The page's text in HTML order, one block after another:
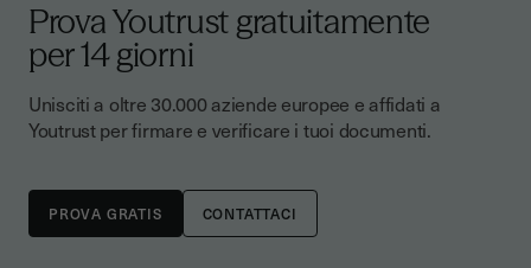
Prova Youtrust gratuitamente
per 14 giorni
Unisciti a oltre 30.000 aziende europee e affidati a
Youtrust per firmare e verificare i tuoi documenti.
CONTATTACI